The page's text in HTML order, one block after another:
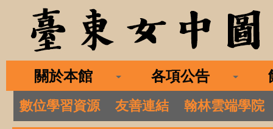
關於本館 各項公告
數位學習資源 友善連結 翰林雲端學院